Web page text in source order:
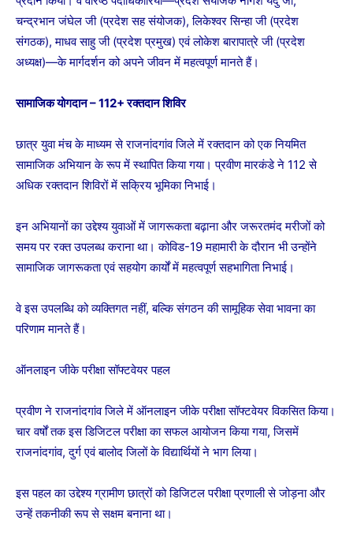
चन्द्रभान जंघेल जी (प्रदेश सह संयोजक), लिकेश्वर सिन्हा जी (प्रदेश
संगठक), माधव साहु जी (प्रदेश प्रमुख) एवं लोकेश बारापात्रे जी (प्रदेश
अध्यक्ष)—के मार्गदर्शन को अपने जीवन में महत्वपूर्ण मानते हैं।
सामाजिक योगदान – 112+ रक्तदान शिविर
छात्र युवा मंच के माध्यम से राजनांदगांव जिले में रक्तदान को एक नियमित
सामाजिक अभियान के रूप में स्थापित किया गया। प्रवीण मारकंडे ने 112 से
अधिक रक्तदान शिविरों में सक्रिय भूमिका निभाई।
इन अभियानों का उद्देश्य युवाओं में जागरूकता बढ़ाना और जरूरतमंद मरीजों को
समय पर रक्त उपलब्ध कराना था। कोविड-19 महामारी के दौरान भी उन्होंने
सामाजिक जागरूकता एवं सहयोग कार्यों में महत्वपूर्ण सहभागिता निभाई।
वे इस उपलब्धि को व्यक्तिगत नहीं, बल्कि संगठन की सामूहिक सेवा भावना का
परिणाम मानते हैं।
ऑनलाइन जीके परीक्षा सॉफ्टवेयर पहल
प्रवीण ने राजनांदगांव जिले में ऑनलाइन जीके परीक्षा सॉफ्टवेयर विकसित किया।
चार वर्षों तक इस डिजिटल परीक्षा का सफल आयोजन किया गया, जिसमें
राजनांदगांव, दुर्ग एवं बालोद जिलों के विद्यार्थियों ने भाग लिया।
इस पहल का उद्देश्य ग्रामीण छात्रों को डिजिटल परीक्षा प्रणाली से जोड़ना और
उन्हें तकनीकी रूप से सक्षम बनाना था।